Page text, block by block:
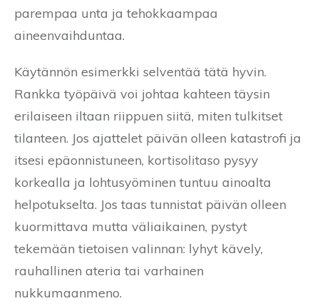
parempaa unta ja tehokkaampaa
aineenvaihduntaa.
Käytännön esimerkki selventää tätä hyvin.
Rankka työpäivä voi johtaa kahteen täysin
erilaiseen iltaan riippuen siitä, miten tulkitset
tilanteen. Jos ajattelet päivän olleen katastrofi ja
itsesi epäonnistuneen, kortisolitaso pysyy
korkealla ja lohtusyöminen tuntuu ainoalta
helpotukselta. Jos taas tunnistat päivän olleen
kuormittava mutta väliaikainen, pystyt
tekemään tietoisen valinnan: lyhyt kävely,
rauhallinen ateria tai varhainen
nukkumaanmeno.